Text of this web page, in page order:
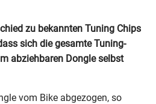
zu bekannten Tuning Chips
sich die gesamte Tuning-
abziehbaren Dongle selbst
vom Bike abgezogen, so